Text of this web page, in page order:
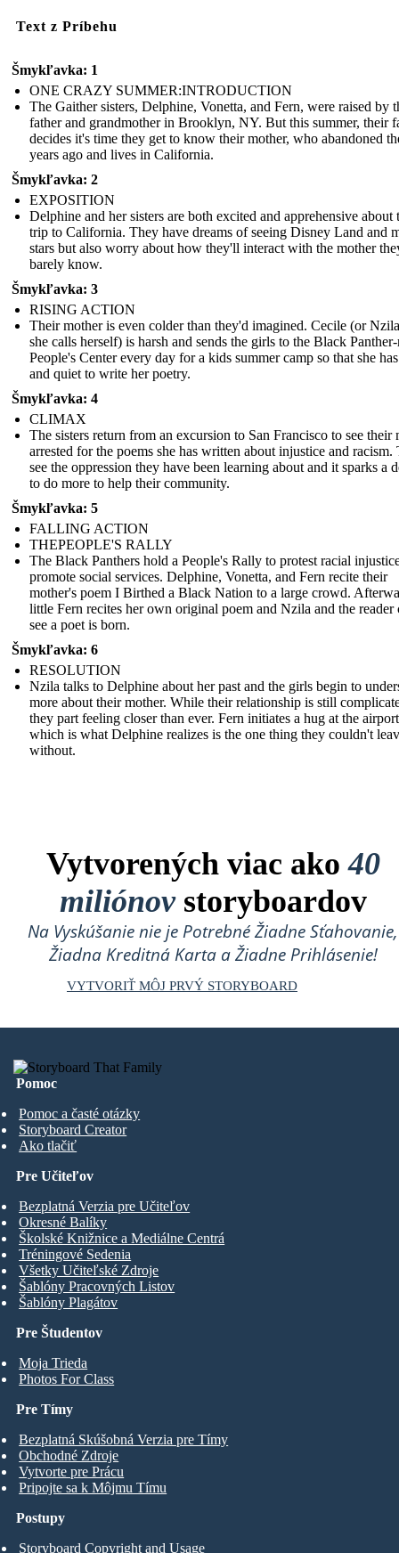
Text z Príbehu
Šmykľavka: 1
ONE CRAZY SUMMER:INTRODUCTION
The Gaither sisters, Delphine, Vonetta, and Fern, were raised by
father and grandmother in Brooklyn, NY. But this summer, their
decides it's time they get to know their mother, who abandoned
years ago and lives in California.
Šmykľavka: 2
EXPOSITION
Delphine and her sisters are both excited and apprehensive about
trip to California. They have dreams of seeing Disney Land and
stars but also worry about how they'll interact with the mother
barely know.
Šmykľavka: 3
RISING ACTION
Their mother is even colder than they'd imagined. Cecile (or
she calls herself) is harsh and sends the girls to the Black
People's Center every day for a kids summer camp so that she
and quiet to write her poetry.
Šmykľavka: 4
CLIMAX
The sisters return from an excursion to San Francisco to see their
arrested for the poems she has written about injustice and racism.
see the oppression they have been learning about and it sparks a
to do more to help their community.
Šmykľavka: 5
FALLING ACTION
THEPEOPLE'S RALLY
The Black Panthers hold a People's Rally to protest racial
promote social services. Delphine, Vonetta, and Fern recite their
mother's poem I Birthed a Black Nation to a large crowd.
little Fern recites her own original poem and Nzila and the reader
see a poet is born.
Šmykľavka: 6
RESOLUTION
Nzila talks to Delphine about her past and the girls begin to
more about their mother. While their relationship is still
they part feeling closer than ever. Fern initiates a hug at the airport
which is what Delphine realizes is the one thing they couldn't
without.
Vytvorených viac ako40
miliónovstoryboardov
Na Vyskúšanie nie je Potrebné Žiadne Sťahovanie,
Žiadna Kreditná Karta a Žiadne Prihlásenie!
VYTVORIŤ MÔJ PRVÝ STORYBOARD
Pomoc
Pomoc a časté otázky
Storyboard Creator
Ako tlačiť
Pre Študentov
Moja Trieda
Photos For Class
Pre Učiteľov
Bezplatná Verzia pre Učiteľov
Okresné Balíky
Školské Knižnice a Mediálne Centrá
Tréningové Sedenia
Všetky Učiteľské Zdroje
Šablóny Pracovných Listov
Šablóny Plagátov
Pre Tímy
Bezplatná Skúšobná Verzia pre Tímy
Obchodné Zdroje
Vytvorte pre Prácu
Pripojte sa k Môjmu Tímu
Postupy
Storyboard Copyright and Usage